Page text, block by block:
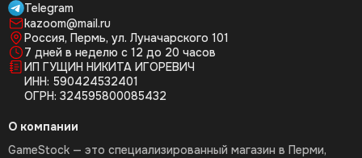
Telegram
kazoom@mail.ru
Россия, Пермь, ул. Луначарского 101
7 дней в неделю с 12 до 20 часов
ИП ГУЩИН НИКИТА ИГОРЕВИЧ
ИНН: 590424532401
ОГРН: 324595800085432
О компании
GameStock — это специализированный магазин в Перми,